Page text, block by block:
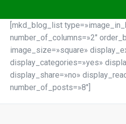
[mkd_blog_list
number_of_columns=»2″
image_size=»square»
display_categories=»yes»
display_share=»no»
number_of_posts=»8″]